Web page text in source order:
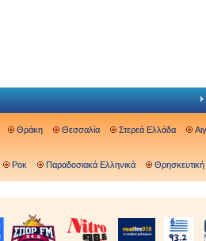
Θράκη Θεσσαλία Στερεά Ελλάδα
Ροκ Παραδοσιακά Ελληνικά Θρησκευτική